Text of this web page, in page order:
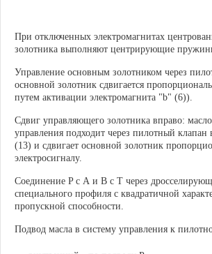
При отключенных электромагнитах
золотника выполняют центрирующие
Управление основным золотником через
основной золотник сдвигается
путем активации электромагнита "b" (6)).
Сдвиг управляющего золотника вправо:
управления подходит через пилотный клапан
(13) и сдвигает основной золотник
электросигналу.
Соединение P с А и В с T через
специального профиля с квадратичной
пропускной способности.
Подвод масла в систему управления к